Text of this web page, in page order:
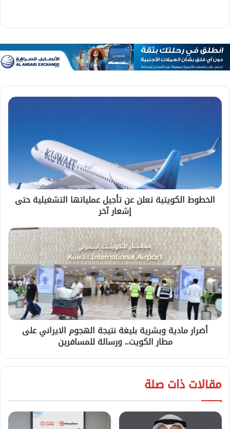
الخطوط الكويتية تعلن عن تأجيل عملياتها التشغيلية حتى
إشعار آخر
أضرار مادية وبشرية بليغة نتيجة الهجوم الايراني على
مطار الكويت.. ورسالة للمسافرين
مقالات ذات صلة